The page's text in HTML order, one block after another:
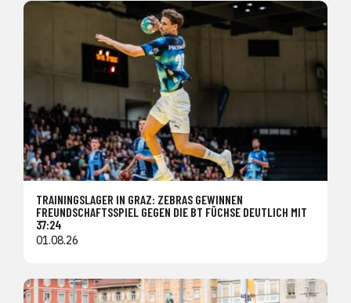
TRAININGSLAGER IN GRAZ: ZEBRAS GEWINNEN
FREUNDSCHAFTSSPIEL GEGEN DIE BT FÜCHSE DEUTLICH MIT
37:24
01.08.26